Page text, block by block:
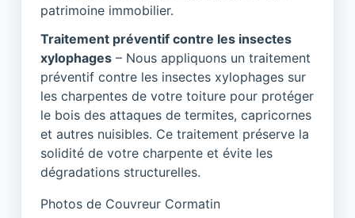
patrimoine immobilier.
Traitement préventif contre les insectes
xylophages – Nous appliquons un traitement
préventif contre les insectes xylophages sur
les charpentes de votre toiture pour protéger
le bois des attaques de termites, capricornes
et autres nuisibles. Ce traitement préserve la
solidité de votre charpente et évite les
dégradations structurelles.
Photos de Couvreur Cormatin